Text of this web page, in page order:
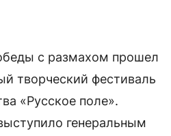
с размахом прошел
творческий фестиваль
«Русское поле».
генеральным